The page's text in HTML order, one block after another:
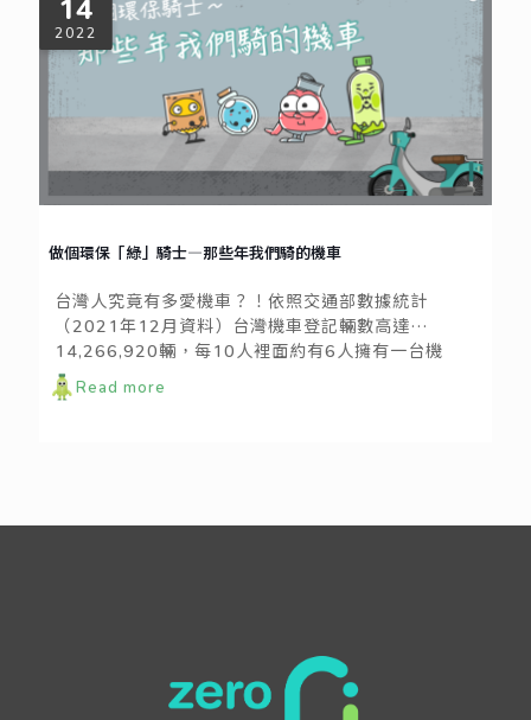
14
2022
做個環保「綠」騎士—那些年我們騎的機車
台灣人究竟有多愛機車？！依照交通部數據統計
（2021年12月資料）台灣機車登記輛數高達
14,266,920輛，每10人裡面約有6人擁有一台機
車！出生人口逐年下降，但機車數量卻不增反減。價
格實惠、方便停車、機動性高的優點讓台灣人戒不掉
Read more